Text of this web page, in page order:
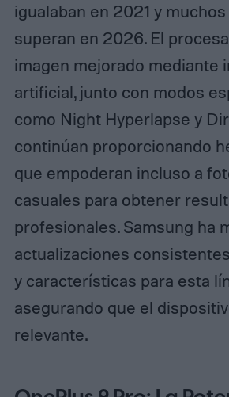
igualaban en 2021 y
superan en 2026. El
imagen mejorado mediante
artificial, junto con modos
como Night Hyperlapse y
continúan proporcionando
que empoderan incluso a
casuales para obtener
profesionales. Samsung ha
actualizaciones
y características para esta
asegurando que el
relevante.